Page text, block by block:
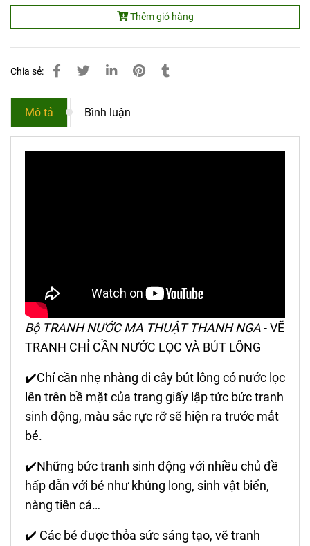
Thêm giỏ hàng
Chia sẻ:
Mô tả Bình luận
Bộ TRANH NƯỚC MA THUẬT THANH NGA- VẼ
TRANH CHỈ CẦN NƯỚC LỌC VÀ BÚT LÔNG
✔️Chỉ cần nhẹ nhàng di cây bút lông có nước lọc
lên trên bề mặt của trang giấy lập tức bức tranh
sinh động, màu sắc rực rỡ sẽ hiện ra trước mắt
bé.
✔️Những bức tranh sinh động với nhiều chủ đề
hấp dẫn với bé như khủng long, sinh vật biển,
nàng tiên cá…
✔️ Các bé được thỏa sức sáng tạo, vẽ tranh